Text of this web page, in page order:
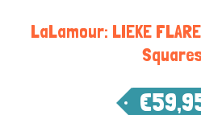
LaLamour: LIEKE
€